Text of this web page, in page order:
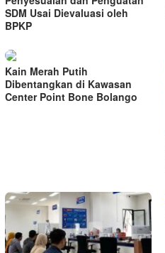
SDM Usai Dievaluasi oleh
BPKP
Kain Merah Putih
Dibentangkan di Kawasan
Center Point Bone Bolango